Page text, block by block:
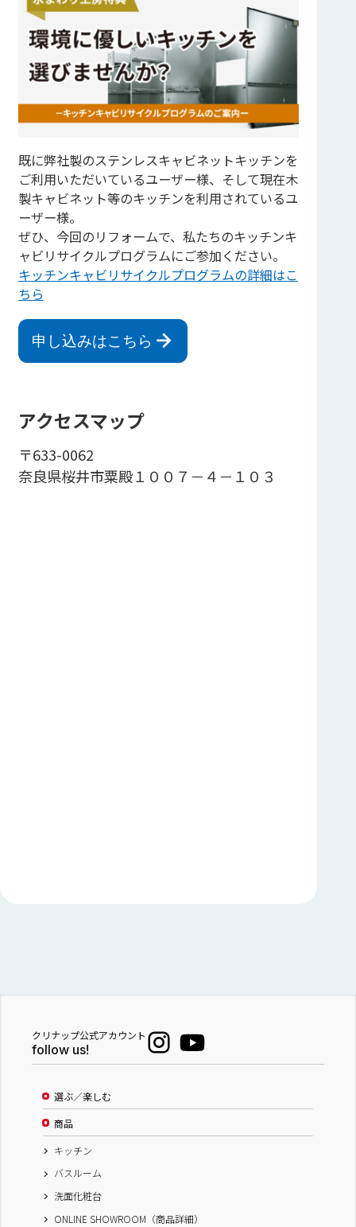
既に弊社製のステンレスキャビネットキッチンを
ご利用いただいているユーザー様、そして現在木
製キャビネット等のキッチンを利用されているユ
ーザー様。
ぜひ、今回のリフォームで、私たちのキッチンキ
ャビリサイクルプログラムにご参加ください。
キッチンキャビリサイクルプログラムの詳細はこ
ちら
申し込みはこちら
アクセスマップ
〒633-0062
奈良県桜井市粟殿１００７－４－１０３
クリナップ公式アカウント
follow us!
選ぶ／楽しむ
商品
キッチン
バスルーム
洗面化粧台
ONLINE SHOWROOM（商品詳細）